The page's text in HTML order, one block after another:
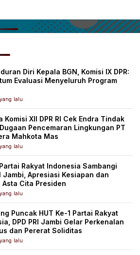
Diri Kepala BGN, Komisi IX DPR:
Evaluasi Menyeluruh Program
lalu
Komisi XII DPR RI Cek Endra Tindak
Pencemaran Lingkungan PT
Mahkota Mas
lalu
Rakyat Indonesia Sambangi
Jambi, Apresiasi Kesiapan dan
Asta Cita Presiden
lalu
Puncak HUT Ke-1 Partai Rakyat
DPD PRI Jambi Gelar Perkenalan
dan Pererat Soliditas
lalu